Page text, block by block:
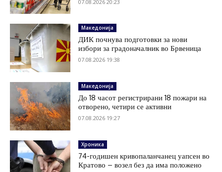
07.08.2026 20:23
Македонија
ДИК почнува подготовки за нови
избори за градоначалник во Брвеница
07.08.2026 19:38
Македонија
До 18 часот регистрирани 18 пожари на
отворено, четири се активни
07.08.2026 19:27
Хроника
74-годишен кривопаланчанец уапсен во
Кратово – возел без да има положено